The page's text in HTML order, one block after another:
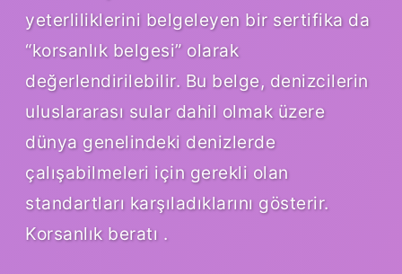
yeterliliklerini belgeleyen bir sertifika da
“korsanlık belgesi” olarak
değerlendirilebilir. Bu belge, denizcilerin
uluslararası sular dahil olmak üzere
dünya genelindeki denizlerde
çalışabilmeleri için gerekli olan
standartları karşıladıklarını gösterir.
Korsanlık beratı .